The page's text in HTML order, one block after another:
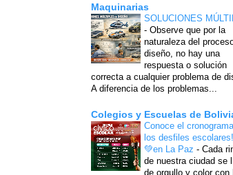
Maquinarias
SOLUCIONES
- Observe que por la
naturaleza del
diseño, no hay una
respuesta o solución
correcta a cualquier problema de
A diferencia de los problemas...
Colegios y Escuelas de
Conoce el
los desfiles
💚en La Paz - Cada
de nuestra ciudad se
de orgullo y color con